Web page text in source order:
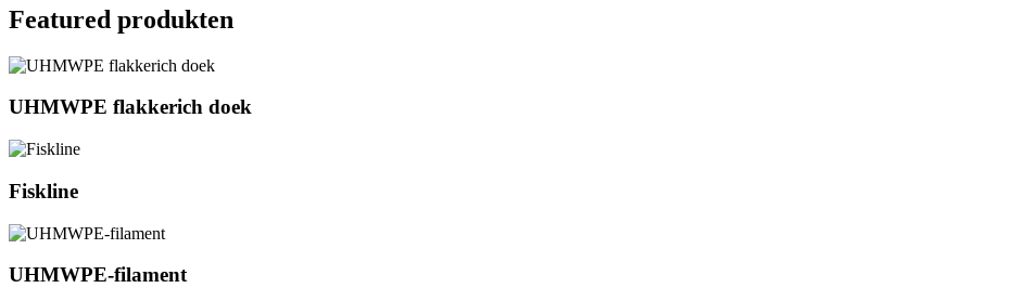
Featured produkten
UHMWPE flakkerich doek
Fiskline
UHMWPE-filament